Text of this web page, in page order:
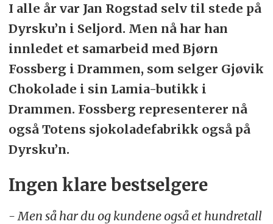
I alle år var Jan Rogstad selv til stede på
Dyrsku’n i Seljord. Men nå har han
innledet et samarbeid med Bjørn
Fossberg i Drammen, som selger Gjøvik
Chokolade i sin Lamia-butikk i
Drammen. Fossberg representerer nå
også Totens sjokoladefabrikk også på
Dyrsku’n.
Ingen klare bestselgere
- Men så har du og kundene også et hundretall